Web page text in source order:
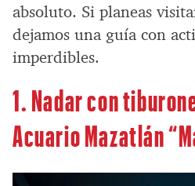
absoluto. Si planeas
dejamos una guía con
imperdibles.
1. Nadar con
Acuario Mazatlán